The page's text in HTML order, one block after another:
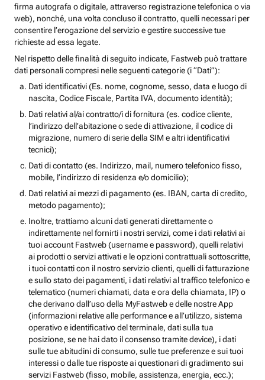
firma autografa o digitale, attraverso registrazione telefonica o via
web), nonché, una volta concluso il contratto, quelli necessari per
consentire l’erogazione del servizio e gestire successive tue
richieste ad essa legate.
Nel rispetto delle finalità di seguito indicate, Fastweb può trattare
dati personali compresi nelle seguenti categorie (i “Dati”):
Dati identificativi (Es. nome, cognome, sesso, data e luogo di
nascita, Codice Fiscale, Partita IVA, documento identità);
Dati relativi al/ai contratto/i di fornitura (es. codice cliente,
l’indirizzo dell’abitazione o sede di attivazione, il codice di
migrazione, numero di serie della SIM e altri identificativi
tecnici);
Dati di contatto (es. Indirizzo, mail, numero telefonico fisso,
mobile, l’indirizzo di residenza e/o domicilio);
Dati relativi ai mezzi di pagamento (es. IBAN, carta di credito,
metodo pagamento);
Inoltre, trattiamo alcuni dati generati direttamente o
indirettamente nel fornirti i nostri servizi, come i dati relativi ai
tuoi account Fastweb (username e password), quelli relativi
ai prodotti o servizi attivati e le opzioni contrattuali sottoscritte,
i tuoi contatti con il nostro servizio clienti, quelli di fatturazione
e sullo stato dei pagamenti, i dati relativi al traffico telefonico e
telematico (numeri chiamati, data e ora della chiamata, IP) o
che derivano dall’uso della MyFastweb e delle nostre App
(informazioni relative alle performance e all’utilizzo, sistema
operativo e identificativo del terminale, dati sulla tua
posizione, se ne hai dato il consenso tramite device), i dati
sulle tue abitudini di consumo, sulle tue preferenze e sui tuoi
interessi o dalle tue risposte ai questionari di gradimento sui
servizi Fastweb (fisso, mobile, assistenza, energia, ecc.);